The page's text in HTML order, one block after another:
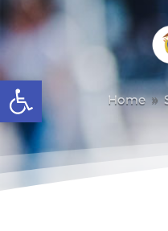
Abrir barra de
Home 9